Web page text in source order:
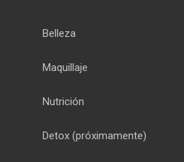
Belleza
Maquillaje
Nutrición
Detox (próximamente)